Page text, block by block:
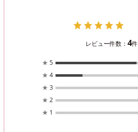
レビュー件数：4件
★ 5
★ 4
★ 3
★ 2
★ 1